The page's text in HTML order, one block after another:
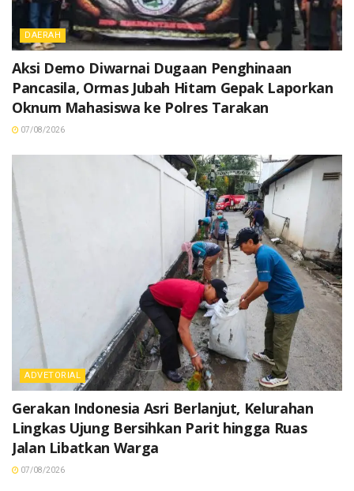
DAERAH
Aksi Demo Diwarnai Dugaan Penghinaan
Pancasila, Ormas Jubah Hitam Gepak Laporkan
Oknum Mahasiswa ke Polres Tarakan
07/08/2026
ADVETORIAL
Gerakan Indonesia Asri Berlanjut, Kelurahan
Lingkas Ujung Bersihkan Parit hingga Ruas
Jalan Libatkan Warga
07/08/2026